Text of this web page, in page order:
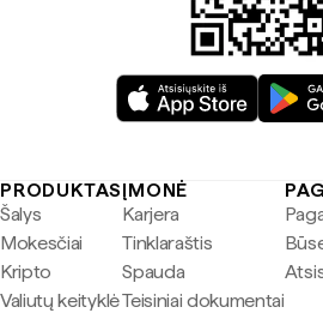
PRODUKTAS
Šalys
Mokesčiai
Kripto
Valiutų keityklė
ĮMONĖ
Karjera
Tinklaraštis
Spauda
Teisiniai dokumentai